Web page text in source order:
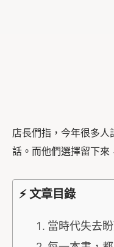
店長們指，今年很多人
話。而他們選擇留下來
⚡ 文章目錄
當時代失去